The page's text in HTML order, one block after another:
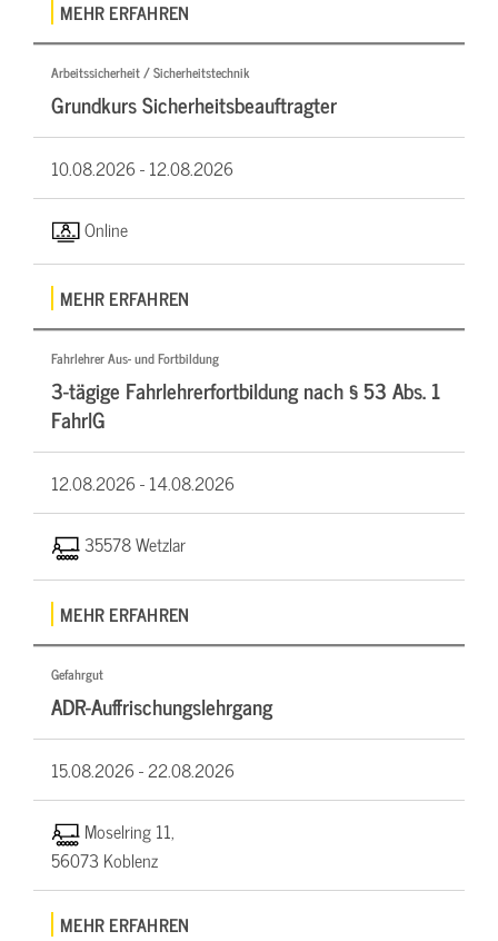
MEHR ERFAHREN
Arbeitssicherheit / Sicherheitstechnik
Grundkurs Sicherheitsbeauftragter
10.08.2026 -12.08.2026
Online
MEHR ERFAHREN
Fahrlehrer Aus- und Fortbildung
3-tägige Fahrlehrerfortbildung nach § 53 Abs. 1
FahrlG
12.08.2026 -14.08.2026
35578 Wetzlar
MEHR ERFAHREN
Gefahrgut
ADR-Auffrischungslehrgang
15.08.2026 -22.08.2026
Moselring 11,
56073 Koblenz
MEHR ERFAHREN